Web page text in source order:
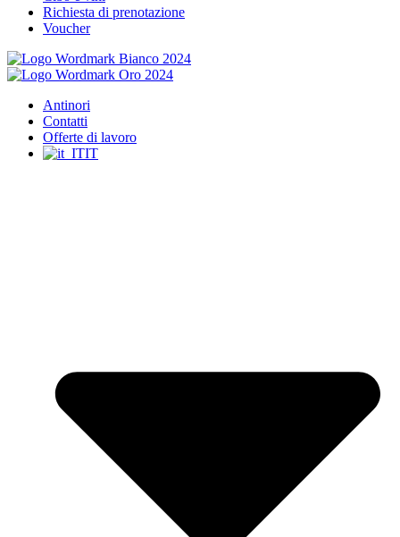
Richiesta di prenotazione
Voucher
Antinori
Contatti
Offerte di lavoro
IT